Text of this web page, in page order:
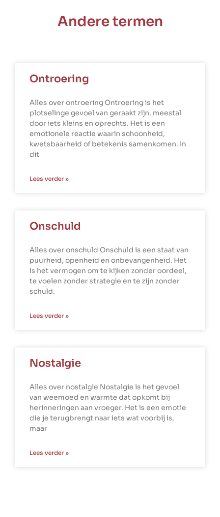
Andere termen
Ontroering
Alles over ontroering Ontroering is het
plotselinge gevoel van geraakt zijn, meestal
door iets kleins en oprechts. Het is een
emotionele reactie waarin schoonheid,
kwetsbaarheid of betekenis samenkomen. In
dit
Lees verder »
Onschuld
Alles over onschuld Onschuld is een staat van
puurheid, openheid en onbevangenheid. Het
is het vermogen om te kijken zonder oordeel,
te voelen zonder strategie en te zijn zonder
schuld.
Lees verder »
Nostalgie
Alles over nostalgie Nostalgie is het gevoel
van weemoed en warmte dat opkomt bij
herinneringen aan vroeger. Het is een emotie
die je terugbrengt naar iets wat voorbij is,
maar
Lees verder »